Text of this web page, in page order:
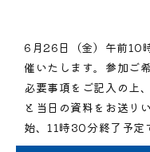
6月26日（金）午前10
催いたします。参加ご
必要事項をご記入の上
と当日の資料をお送り
始、11時30分終了予定